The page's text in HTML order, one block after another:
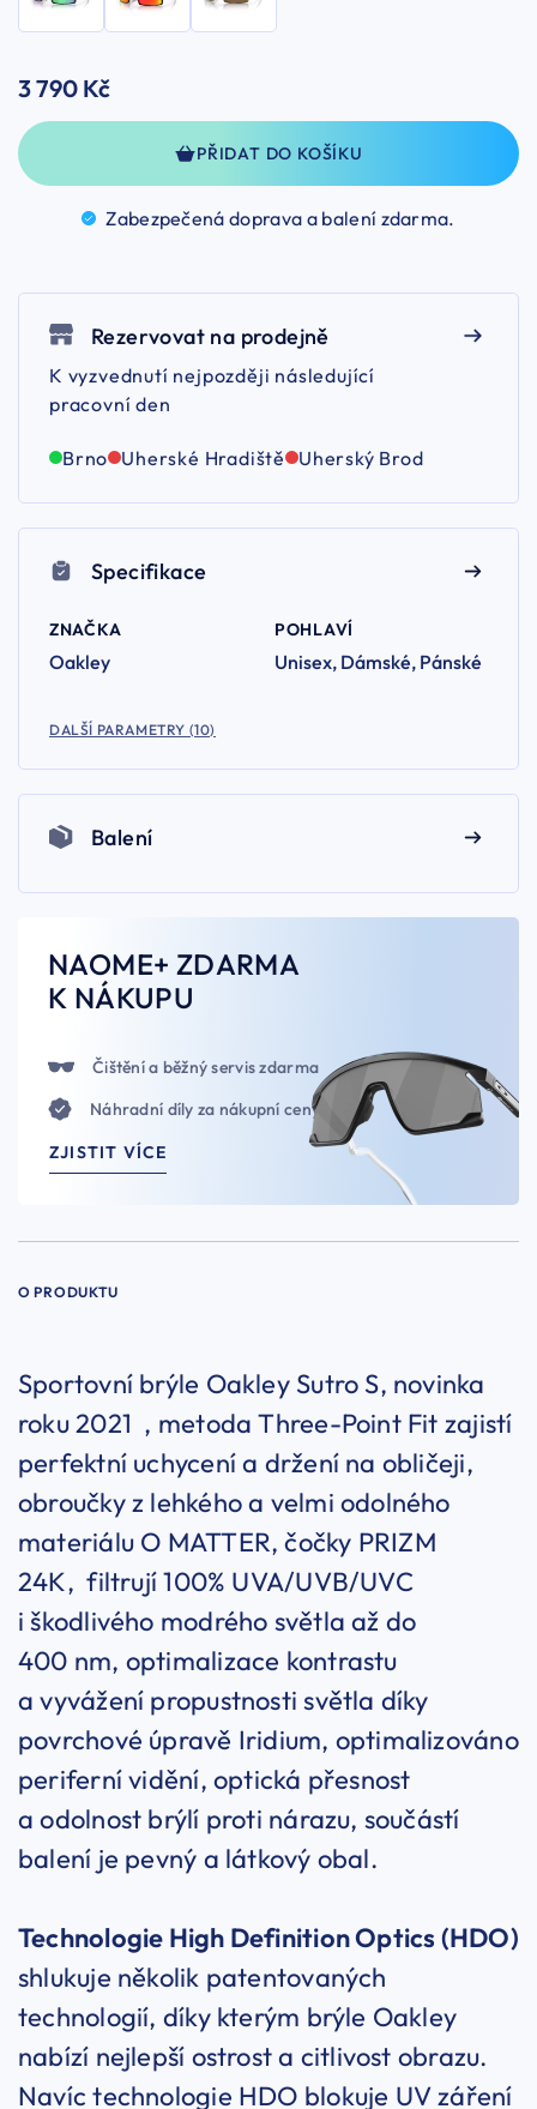
3 790 Kč
PŘIDAT DO KOŠÍKU
Zabezpečená doprava a balení zdarma.
Rezervovat na prodejně
K vyzvednutí nejpozději následující
pracovní den
Brno Uherské Hradiště Uherský Brod
Specifikace
ZNAČKA
Oakley
POHLAVÍ
Unisex, Dámské, Pánské
DALŠÍ PARAMETRY (10)
Balení
NAOME+ ZDARMA
K NÁKUPU
Čištění a běžný servis zdarma
Náhradní díly za nákupní ceny
ZJISTIT VÍCE
O PRODUKTU
Sportovní brýle Oakley Sutro S, novinka
roku 2021 , metoda Three-Point Fit zajistí
perfektní uchycení a držení na obličeji,
obroučky z lehkého a velmi odolného
materiálu O MATTER, čočky PRIZM
24K, filtrují 100% UVA/UVB/UVC
i škodlivého modrého světla až do
400 nm, optimalizace kontrastu
a vyvážení propustnosti světla díky
povrchové úpravě Iridium, optimalizováno
periferní vidění, optická přesnost
a odolnost brýlí proti nárazu, součástí
balení je pevný a látkový obal.
Technologie High Definition Optics (HDO)
shlukuje několik patentovaných
technologií, díky kterým brýle Oakley
nabízí nejlepší ostrost a citlivost obrazu.
Navíc technologie HDO blokuje UV záření